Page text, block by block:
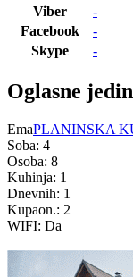
Viber
-
Facebook
-
Skype
-
Oglasne
EmaPLANINSKA
Soba: 4
Osoba: 8
Kuhinja: 1
Dnevnih: 1
Kupaon.: 2
WIFI: Da